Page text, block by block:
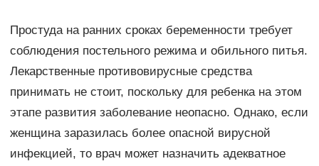
Простуда на ранних сроках беременности требует
соблюдения постельного режима и обильного питья.
Лекарственные противовирусные средства
принимать не стоит, поскольку для ребенка на этом
этапе развития заболевание неопасно. Однако, если
женщина заразилась более опасной вирусной
инфекцией, то врач может назначить адекватное